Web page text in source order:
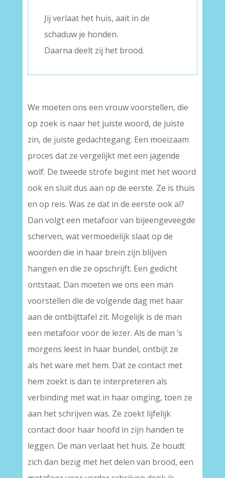
Jij verlaat het huis, aait in de
schaduw je honden.
Daarna deelt zij het brood.
We moeten ons een vrouw voorstellen, die
op zoek is naar het juiste woord, de juiste
zin, de juiste gedachtegang. Een moeizaam
proces dat ze vergelijkt met een jagende
wolf. De tweede strofe begint met het woord
ook en sluit dus aan op de eerste. Ze is thuis
en op reis. Was ze dat in de eerste ook al?
Dan volgt een metafoor van bijeengeveegde
scherven, wat vermoedelijk slaat op de
woorden die in haar brein zijn blijven
hangen en die ze opschrijft. Een gedicht
ontstaat. Dan moeten we ons een man
voorstellen die de volgende dag met haar
aan de ontbijttafel zit. Mogelijk is de man
een metafoor voor de lezer. Als de man ’s
morgens leest in haar bundel, ontbijt ze
als het ware met hem. Dat ze contact met
hem zoekt is dan te interpreteren als
verbinding met wat in haar omging, toen ze
aan het schrijven was. Ze zoekt lijfelijk
contact door haar hoofd in zijn handen te
leggen. De man verlaat het huis. Ze houdt
zich dan bezig met het delen van brood, een